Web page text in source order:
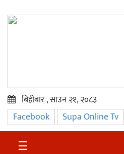
प्रमुख
समाचार
बिहीबार , साउन २१, २०८३
Facebook Supa Online Tv
☰